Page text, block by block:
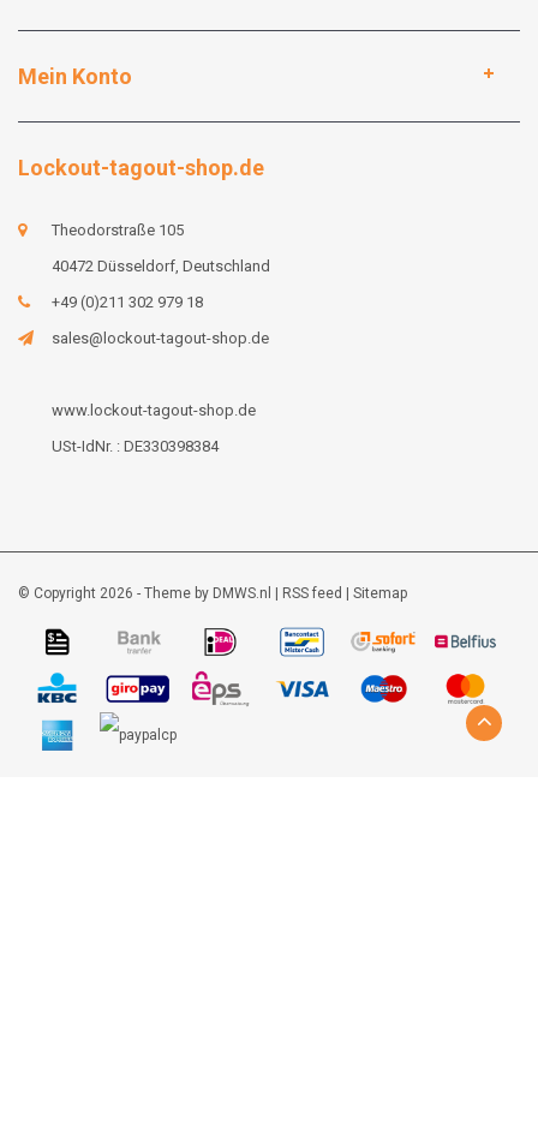
Mein Konto
Lockout-tagout-shop.de
Theodorstraße 105
40472 Düsseldorf, Deutschland
+49 (0)211 302 979 18
sales@lockout-tagout-shop.de
www.lockout-tagout-shop.de
USt-IdNr. : DE330398384
© Copyright 2026 - Theme by DMWS.nl RSS feed Sitemap